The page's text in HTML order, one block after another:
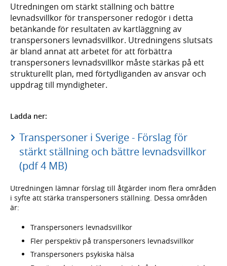
Utredningen om stärkt ställning och bättre
levnadsvillkor för transpersoner redogör i detta
betänkande för resultaten av kartläggning av
transpersoners levnadsvillkor. Utredningens slutsats
är bland annat att arbetet för att förbättra
transpersoners levnadsvillkor måste stärkas på ett
strukturellt plan, med förtydliganden av ansvar och
uppdrag till myndigheter.
Ladda ner:
Transpersoner i Sverige - Förslag för
stärkt ställning och bättre levnadsvillkor
(pdf 4 MB)
Utredningen lämnar förslag till åtgärder inom flera områden
i syfte att stärka transpersoners ställning. Dessa områden
är:
Transpersoners levnadsvillkor
Fler perspektiv på transpersoners levnadsvillkor
Transpersoners psykiska hälsa